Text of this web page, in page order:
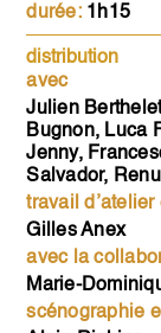
durée: 1h15
distribution
avec
Julien
Bugnon, Luca
Jenny,
Salvador,
travail
Gilles Anex
avec la
Marie-
scénographie